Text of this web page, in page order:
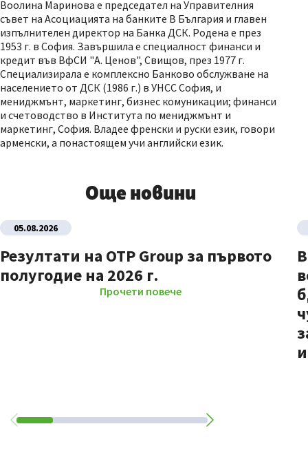
Воолина Маринова е председател на Управителния
съвет на Асоциацията на банките В България и главен
изпълнителен директор на Банка ДСК. Родена е през
1953 г. в София. Завършила е специалност финанси и
кредит във ВфСИ "А. Ценов", Свищов, през 1977 г.
Специализирала е комплексно Банково обслужване на
населението от ДСК (1986 г.) в УНСС София, и
мениджмънт, маркетинг, бизнес комуникации; финанси
и счетоводство в Института по мениджмънт и
маркетинг, София. Владее френски и руски език, говори
арменски, а понастоящем учи английски език.
Още новини
05.08.2026
Резултати на OTP Group за първото
полугодие на 2026 г.
Прочети повече